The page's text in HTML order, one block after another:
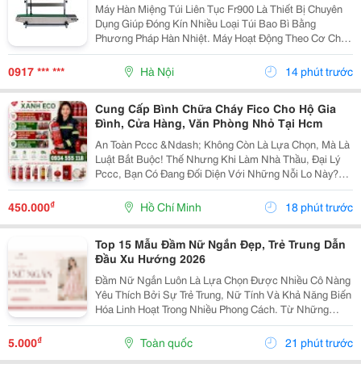
Máy Hàn Miệng Túi Liên Tục Fr900 Là Thiết Bị Chuyên
Dụng Giúp Đóng Kín Nhiều Loại Túi Bao Bì Bằng
Phương Pháp Hàn Nhiệt. Máy Hoạt Động Theo Cơ Chế
Liên Tục, Hỗ Trợ Tăng Tốc Độ Đóng Gói Và Tạo Đường
Hàn Đều Trên Từng Sản Phẩm. Đây Là Lựa Chọn Phù
0917 *** *** Hà Nội 14 phút trước
Cung Cấp Bình Chữa Cháy Fico Cho Hộ Gia
Đình, Cửa Hàng, Văn Phòng Nhỏ Tại Hcm
An Toàn Pccc &Ndash; Không Còn Là Lựa Chọn, Mà Là
Luật Bắt Buộc! Thế Nhưng Khi Làm Nhà Thầu, Đại Lý
Pccc, Bạn Có Đang Đối Diện Với Những Nỗi Lo Này?
Đại Lý Nhỏ: Sợ Ôm Hàng, Vốn Chôn, Rủi Ro Cao. Nhà
Thầu: Hồ Sơ Pháp Lý Không Đủ, Công Trình Chậm...
450.000₫ Hồ Chí Minh 18 phút trước
Top 15 Mẫu Đầm Nữ Ngắn Đẹp, Trẻ Trung Dẫn
Đầu Xu Hướng 2026
Đầm Nữ Ngắn Luôn Là Lựa Chọn Được Nhiều Cô Nàng
Yêu Thích Bởi Sự Trẻ Trung, Nữ Tính Và Khả Năng Biến
Hóa Linh Hoạt Trong Nhiều Phong Cách. Từ Những
Thiết Kế Babydoll Đáng Yêu, Đầm Chữ A Thanh Lịch
Đến Kiểu Trễ Vai Quyến Rũ Hay Tay Phồng Điệu Đà,
5.000₫ Toàn quốc 21 phút trước